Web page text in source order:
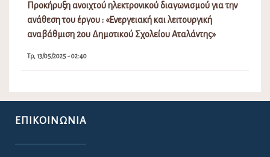
Προκήρυξη ανοιχτού ηλεκτρονικού διαγωνισμού για την
ανάθεση του έργου : «Ενεργειακή και λειτουργική
αναβάθμιση 2ου Δημοτικού Σχολείου Αταλάντης»
Τρ, 13/05/2025 - 02:40
ΕΠΙΚΟΙΝΩΝΊΑ